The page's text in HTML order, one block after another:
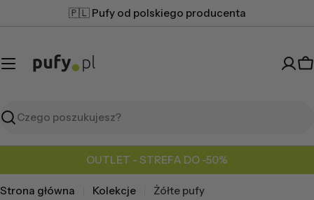
do
🇵🇱 Pufy od polskiego producenta
Szukaj
OUTLET - STREFA DO -50%
Strona główna Kolekcje Żółte pufy